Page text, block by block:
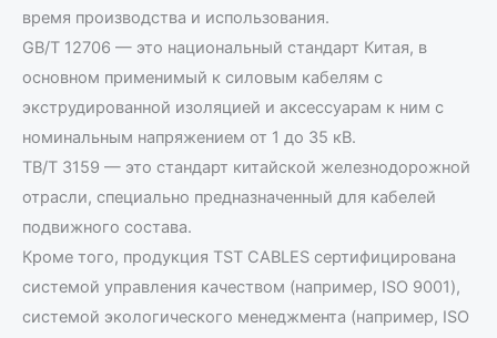
время производства и использования.
GB/T 12706 — это национальный стандарт Китая, в
основном применимый к силовым кабелям с
экструдированной изоляцией и аксессуарам к ним с
номинальным напряжением от 1 до 35 кВ.
TB/T 3159 — это стандарт китайской железнодорожной
отрасли, специально предназначенный для кабелей
подвижного состава.
Кроме того, продукция TST CABLES сертифицирована
системой управления качеством (например, ISO 9001),
системой экологического менеджмента (например, ISO